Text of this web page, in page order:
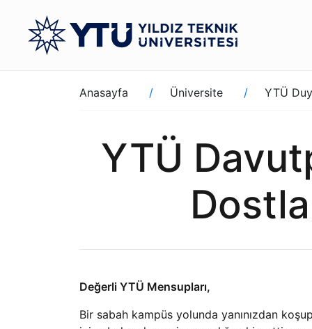
Sayfa
yolu
Anasayfa Üniversite YTÜ
YTÜ
Değerli YTÜ Mensupları,
Bir sabah kampüs yolunda yanınızdan